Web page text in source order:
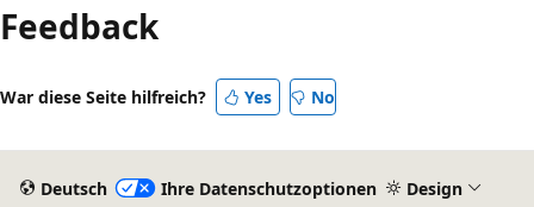
Feedback
War diese Seite hilfreich? Yes No
Deutsch Ihre Datenschutzoptionen Design